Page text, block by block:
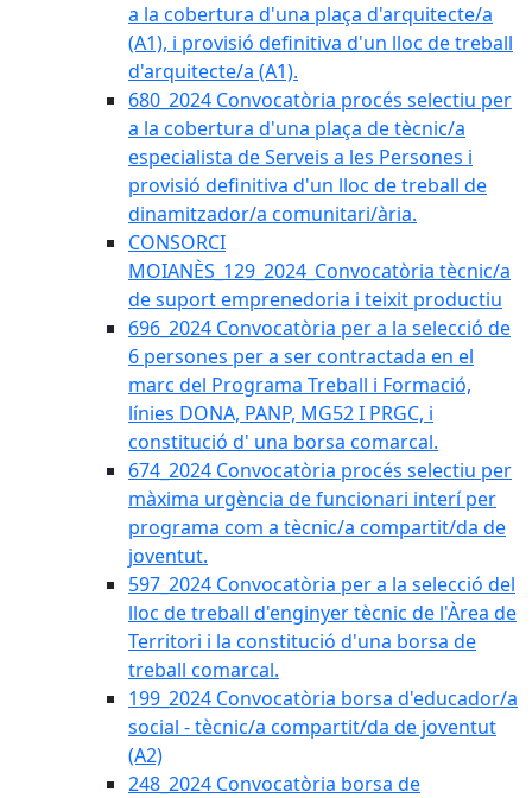
a la cobertura d'una plaça d'arquitecte/a
(A1), i provisió definitiva d'un lloc de treball
d'arquitecte/a (A1).
680_2024 Convocatòria procés selectiu per
a la cobertura d'una plaça de tècnic/a
especialista de Serveis a les Persones i
provisió definitiva d'un lloc de treball de
dinamitzador/a comunitari/ària.
CONSORCI
MOIANÈS_129_2024_Convocatòria tècnic/a
de suport emprenedoria i teixit productiu
696_2024 Convocatòria per a la selecció de
6 persones per a ser contractada en el
marc del Programa Treball i Formació,
línies DONA, PANP, MG52 I PRGC, i
constitució d' una borsa comarcal.
674_2024 Convocatòria procés selectiu per
màxima urgència de funcionari interí per
programa com a tècnic/a compartit/da de
joventut.
597_2024 Convocatòria per a la selecció del
lloc de treball d'enginyer tècnic de l'Àrea de
Territori i la constitució d'una borsa de
treball comarcal.
199_2024 Convocatòria borsa d'educador/a
social - tècnic/a compartit/da de joventut
(A2)
248_2024 Convocatòria borsa de